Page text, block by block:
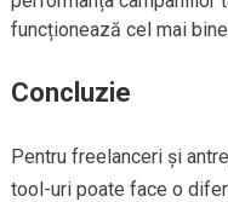
funcționează cel mai
Concluzie
Pentru freelanceri și
tool-uri poate face o